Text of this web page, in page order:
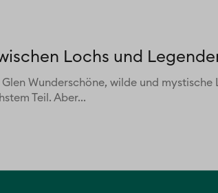
Lochs und
Wunderschöne, wilde und
Teil. Aber...